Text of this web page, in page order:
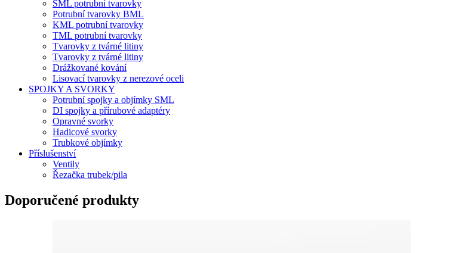
SML potrubní tvarovky
Potrubní tvarovky BML
KML potrubní tvarovky
TML potrubní tvarovky
Tvarovky z tvárné litiny
Tvarovky z tvárné litiny
Drážkované kování
Lisovací tvarovky z nerezové oceli
SPOJKY A SVORKY
Potrubní spojky a objímky SML
DI spojky a přírubové adaptéry
Opravné svorky
Hadicové svorky
Trubkové objímky
Příslušenství
Ventily
Řezačka trubek/pila
Doporučené produkty